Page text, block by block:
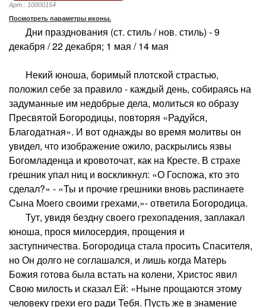
Арт.: 10000154
Посмотреть параметры иконы.
Дни празднования (ст. стиль / нов. стиль) - 9
декабря / 22 декабря; 1 мая / 14 мая
Некий юноша, боримый плотской страстью,
положил себе за правило - каждый день, собираясь на
задуманные им недобрые дела, молиться ко образу
Пресвятой Богородицы, повторяя «Радуйся,
Благодатная». И вот однажды во время молитвы он
увидел, что изображение ожило, раскрылись язвы
Богомладенца и кровоточат, как на Кресте. В страхе
грешник упал ниц и воскликнул: «О Госпожа, кто это
сделал?» - «Ты и прочие грешники вновь распинаете
Сына Моего своими грехами,»- ответила Богородица.
Тут, увидя бездну своего грехопадения, заплакал
юноша, прося милосердия, прощения и
заступничества. Богородица стала просить Спасителя,
но Он долго не соглашался, и лишь когда Матерь
Божия готова была встать на колени, Христос явил
Свою милость и сказал Ей: «Ныне прощаются этому
человеку грехи его ради Тебя. Пусть же в знамение